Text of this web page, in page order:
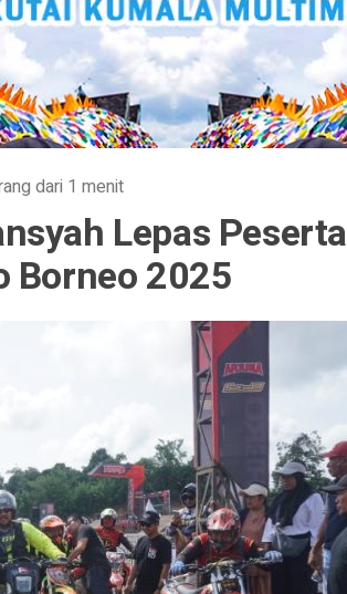
dari 1 menit
Lepas Peserta
Borneo 2025